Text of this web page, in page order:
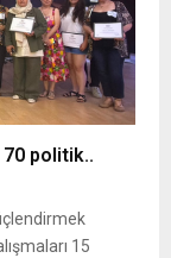
politik..
15